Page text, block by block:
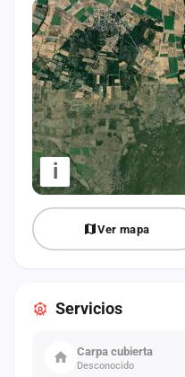
i
Ver mapa
Servicios
Carpa cubierta
Desconocido
Contacto